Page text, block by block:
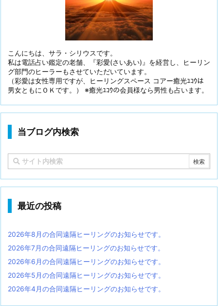
こんにちは、サラ・シリウスです。
私は電話占い鑑定の老舗、『彩愛(さいあい)』を経営し、ヒーリン
グ部門のヒーラーもさせていただいています。
（彩愛は女性専用ですが、ヒーリングスペース コアー癒光ﾕｺｳは
男女ともにＯＫです。） ※癒光ﾕｺｳの会員様なら男性も占います。
当ブログ内検索
最近の投稿
2026年8月の合同遠隔ヒーリングのお知らせです。
2026年7月の合同遠隔ヒーリングのお知らせです。
2026年6月の合同遠隔ヒーリングのお知らせです。
2026年5月の合同遠隔ヒーリングのお知らせです。
2026年4月の合同遠隔ヒーリングのお知らせです。